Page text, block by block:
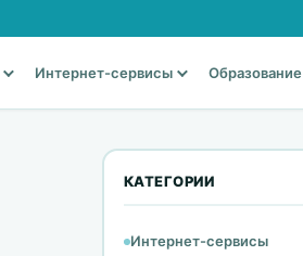
Интернет-сервисы Образование
КАТЕГОРИИ
Интернет-сервисы